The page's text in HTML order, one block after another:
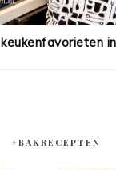
#BAKRECEPTEN